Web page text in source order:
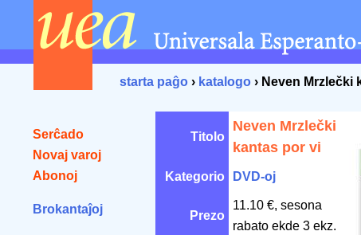
starta paĝo › katalogo › Neven Mrzlečki
Serĉado
Novaj varoj
Abonoj
Brokantaĵoj
Titolo
Neven Mrzlečki
kantas por vi
Kategorio DVD-oj
Prezo
11.10 €, sesona
rabato ekde 3 ekz.